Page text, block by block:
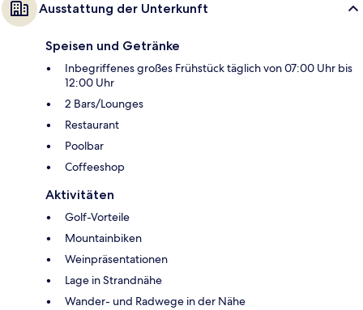
Ausstattung der Unterkunft
Speisen und Getränke
Inbegriffenes großes Frühstück täglich von 07:00 Uhr bis
12:00 Uhr
2 Bars/Lounges
Restaurant
Poolbar
Coffeeshop
Aktivitäten
Golf-Vorteile
Mountainbiken
Weinpräsentationen
Lage in Strandnähe
Wander- und Radwege in der Nähe